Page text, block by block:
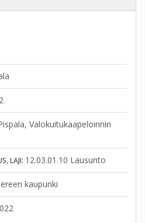
Valokuitukaapeloinnin
LAJI: 12.03.01.10 Lausunto
kaupunki